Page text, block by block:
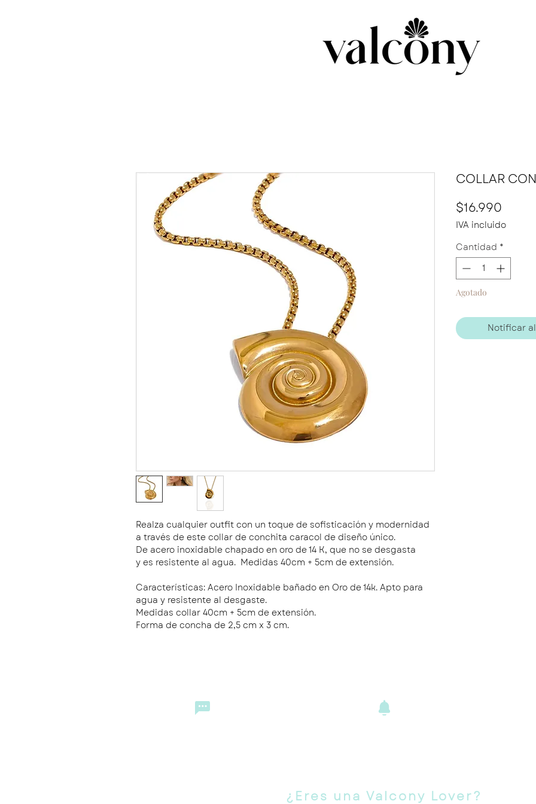
Realza cualquier outfit con un toque de sofisticación y modernidad
a través de este collar de conchita caracol de diseño único.
De acero inoxidable chapado en oro de 14 K, que no se desgasta
y es resistente al agua. Medidas 40cm + 5cm de extensión.
Características: Acero Inoxidable bañado en Oro de 14k. Apto para
agua y resistente al desgaste.
Medidas collar 40cm + 5cm de extensión.
Forma de concha de 2,5 cm x 3 cm.
COLLAR
$16.990
IVA incluido
Cantidad *
Agotado
Notificar
¿Eres una Valcony Lover?